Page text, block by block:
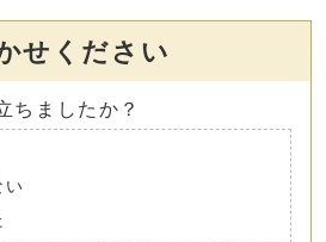
せください
ちましたか？
い